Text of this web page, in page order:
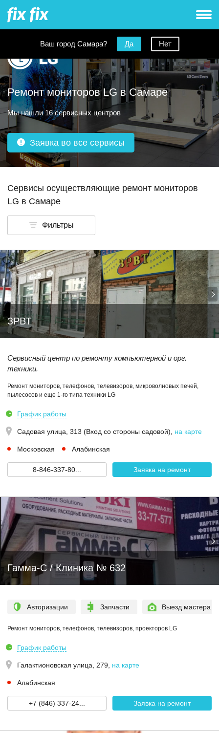
Ваш город Самара? Да Нет
Ремонт мониторов LG в Самаре
Мы нашли 16 сервисных центров
Заявка во все сервисы
Сервисы осуществляющие ремонт мониторов
LG в Самаре
Фильтры
ЗРВТ
Сервисный центр по ремонту компьютерной и орг.
техники.
Ремонт мониторов, телефонов, телевизоров, микроволновых печей,
пылесосов и еще 1-го типа техники LG
График работы
Садовая улица, 313 (Вход со стороны садовой) на карте
Московская Алабинская
8-846-337-80... Заявка на ремонт
Гамма-С / Клиника № 632
Авторизации Запчасти Выезд мастера
Ремонт мониторов, телефонов, телевизоров, проекторов LG
График работы
Галактионовская улица, 279 на карте
Алабинская
+7 (846) 337-24... Заявка на ремонт